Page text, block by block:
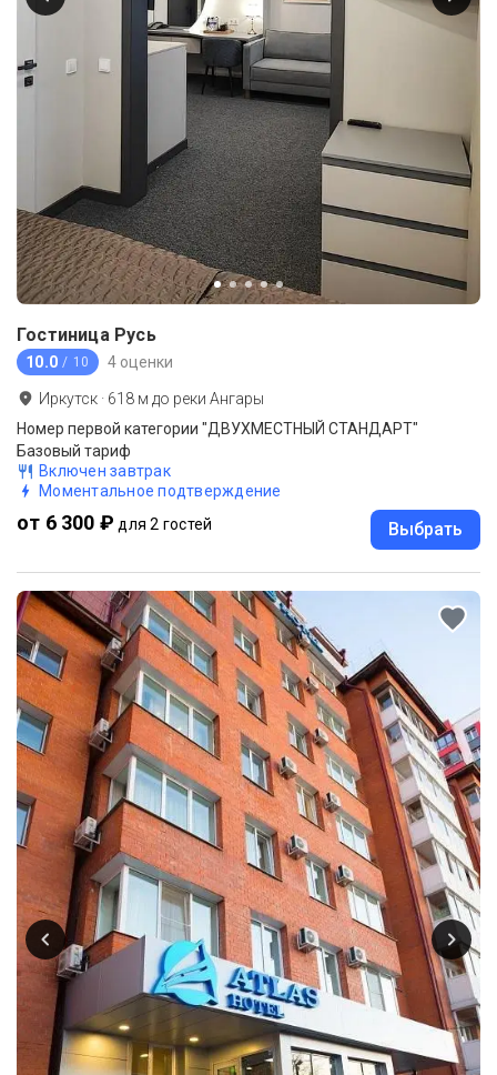
Гостиница Русь
10.0 / 10 4 оценки
Иркутск · 618 м до реки Ангары
Номер первой категории "ДВУХМЕСТНЫЙ СТАНДАРТ"
Базовый тариф
Включен завтрак
Моментальное подтверждение
от 6 300 ₽ для 2 гостей Выбрать